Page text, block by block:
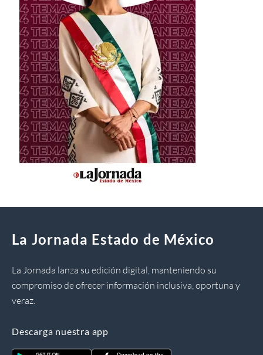
La Jornada Estado de México
La Jornada lanza su edición digital, manteniendo su
compromiso de ofrecer información inclusiva, oportuna y
veraz.
Descarga nuestra app